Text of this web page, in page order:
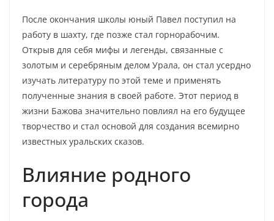
После окончания школы юный Павел поступил на
работу в шахту, где позже стал горнорабочим.
Открыв для себя мифы и легенды, связанные с
золотым и серебряным делом Урала, он стал усердно
изучать литературу по этой теме и применять
полученные знания в своей работе. Этот период в
жизни Бажова значительно повлиял на его будущее
творчество и стал основой для создания всемирно
известных уральских сказов.
Влияние родного
города